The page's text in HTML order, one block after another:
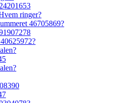
ringer?
46705869?